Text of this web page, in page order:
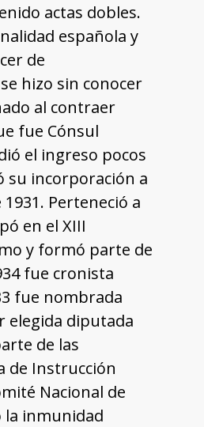
actas dobles.
española y
de
hizo sin conocer
al contraer
fue Cónsul
el ingreso pocos
su incorporación a
Perteneció a
en el XIII
y formó parte de
fue cronista
fue nombrada
elegida diputada
de las
de Instrucción
Nacional de
la inmunidad